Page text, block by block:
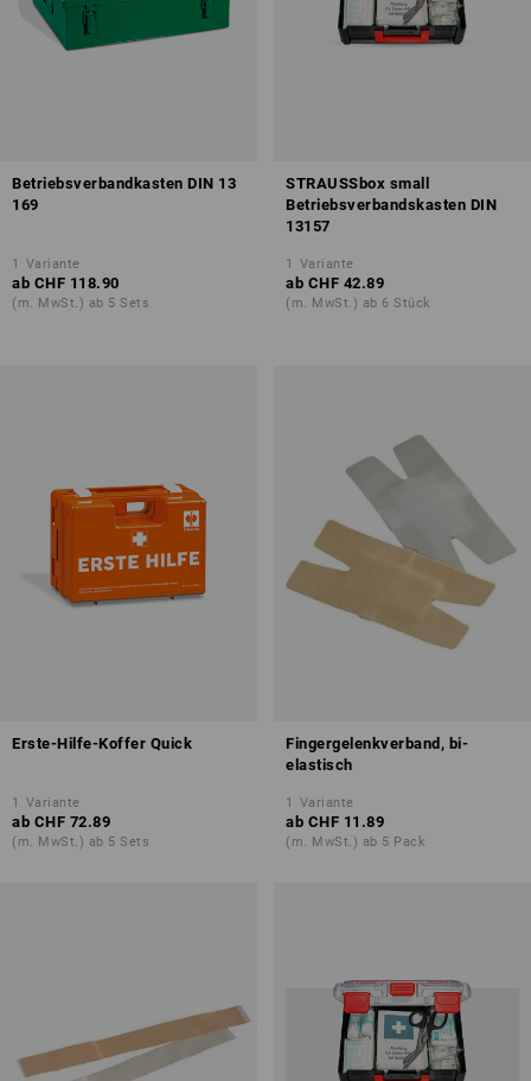
Betriebsverbandkasten DIN 13
169
1 Variante
ab CHF 118.90
(m. MwSt.) ab 5 Sets
STRAUSSbox small
Betriebsverbandskasten DIN
13157
1 Variante
ab CHF 42.89
(m. MwSt.) ab 6 Stück
Erste-Hilfe-Koffer Quick
1 Variante
ab CHF 72.89
(m. MwSt.) ab 5 Sets
Fingergelenkverband, bi-
elastisch
1 Variante
ab CHF 11.89
(m. MwSt.) ab 5 Pack